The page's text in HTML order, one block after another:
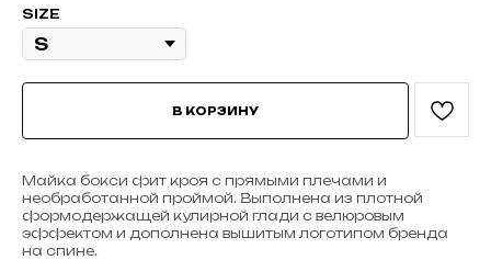
SIZE
В КОРЗИНУ
Майка бокси фит кроя с прямыми плечами и
необработанной проймой. Выполнена из плотной
формодержащей кулирной глади с велюровым
эффектом и дополнена вышитым логотипом бренда
на спине.